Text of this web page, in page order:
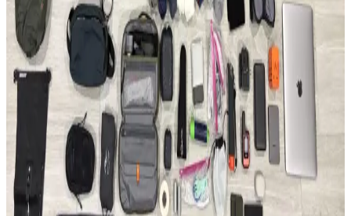
Able Carry Max EDC ve Aer Travel Pack 4 28L (X-
Pac) Sırt Çantası Karşılaştırması
Able Carry Max EDC ve Aer Travel Pack 4 28L sırt çantaları,
malzeme kalitesi, taşıma konforu ve organizasyon özellikleriyle
günlük kullanım ve seyahat ihtiyaçlarına farklı çözümler sunuyor.
50 Günlük Güney Avrupa Seyahati İçin Minimalist
Tek Çanta Hazırlığı ve İpuçları
Güney Avrupa'da 50 gün süren seyahatte sadece 35 litrelik sırt
çantası kullanılarak hafiflik ve işlevsellik ön planda tutuldu. Kıyafet,
teknoloji ve bakım önerileriyle minimal seyahat deneyimi anlatılıyor.